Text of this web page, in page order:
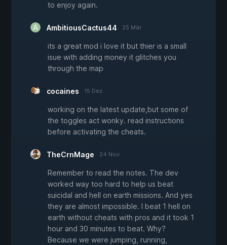
to enjoy again.
AmbitiousCactus44 25 Mär
its a great mod i love it but thier is a small
isue with adding money it glitches you
through the map
cocaines 15 Dez
working on the latest update,but some of
the toggles act wonky. read instructions
before activating the cheats.
TheCrnMage 24 Nov
Remember to read the notes. The dev
worked way too hard to help us beat
suicidal and hell on earth missions. And yes
they are almost impossible. I beat 1 hell on
earth without cheats with pros and it took 1
hour and 30 minutes to beat. Why?
Because we were jumping, running,